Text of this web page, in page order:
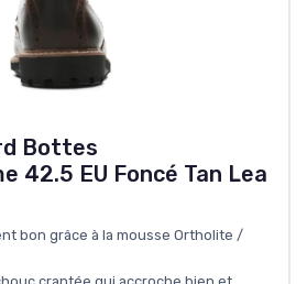
Bottes
42.5 EU Foncé Tan Lea
bon grâce à la mousse Ortholite /